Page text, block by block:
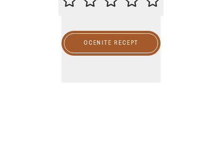
OCENITE RECEPT